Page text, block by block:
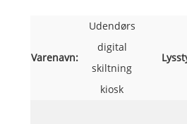
Varenavn:
Udendørs
digital
skiltning
kiosk